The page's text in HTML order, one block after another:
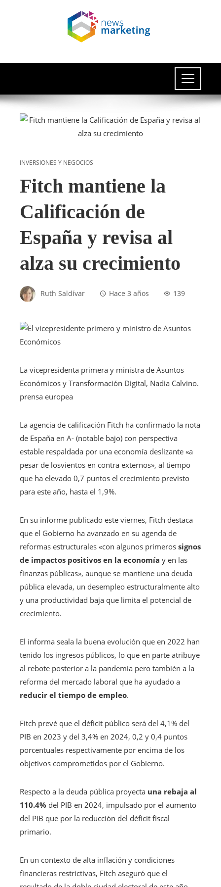
INVERSIONES Y NEGOCIOS
Fitch mantiene la
Calificación de
España y revisa al
alza su crecimiento
Ruth Saldívar Hace 3 años 139
La vicepresidenta primera y ministra de Asuntos
Económicos y Transformación Digital, Nadia Calvino.
prensa europea
La agencia de calificación Fitch ha confirmado la nota
de España en A- (notable bajo) con perspectiva
estable respaldada por una economía deslizante «a
pesar de losvientos en contra externos», al tiempo
que ha elevado 0,7 puntos el crecimiento previsto
para este año, hasta el 1,9%.
En su informe publicado este viernes, Fitch destaca
que el Gobierno ha avanzado en su agenda de
reformas estructurales «con algunos primeros signos
de impactos positivos en la economía y en las
finanzas públicas», aunque se mantiene una deuda
pública elevada, un desempleo estructuralmente alto
y una productividad baja que limita el potencial de
crecimiento.
El informa seala la buena evolución que en 2022 han
tenido los ingresos públicos, lo que en parte atribuye
al rebote posterior a la pandemia pero también a la
reforma del mercado laboral que ha ayudado a
reducir el tiempo de empleo.
Fitch prevé que el déficit público será del 4,1% del
PIB en 2023 y del 3,4% en 2024, 0,2 y 0,4 puntos
porcentuales respectivamente por encima de los
objetivos comprometidos por el Gobierno.
Respecto a la deuda pública proyecta una rebaja al
110.4% del PIB en 2024, impulsado por el aumento
del PIB que por la reducción del déficit fiscal
primario.
En un contexto de alta inflación y condiciones
financieras restrictivas, Fitch aseguró que el